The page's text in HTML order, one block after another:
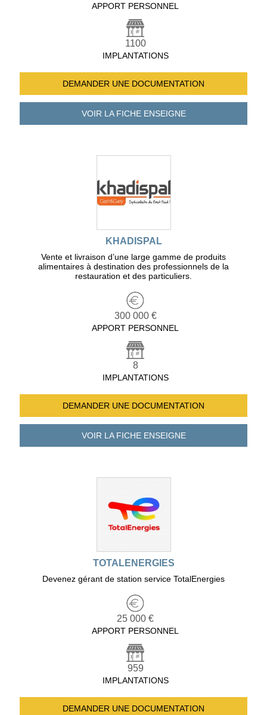
APPORT PERSONNEL
1100
IMPLANTATIONS
DEMANDER UNE DOCUMENTATION
VOIR LA FICHEENSEIGNE
KHADISPAL
Vente et livraison d’une large gamme de produits
alimentaires à destination des professionnels de la
restauration et des particuliers.
300 000 €
APPORT PERSONNEL
8
IMPLANTATIONS
DEMANDER UNE DOCUMENTATION
VOIR LA FICHEENSEIGNE
TOTALENERGIES
Devenez gérant de station service TotalEnergies
25 000 €
APPORT PERSONNEL
959
IMPLANTATIONS
DEMANDER UNE DOCUMENTATION